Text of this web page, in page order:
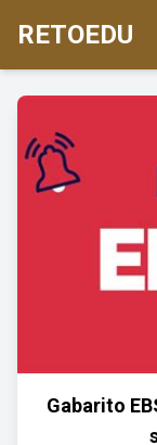
RETOEDU
Gabarito